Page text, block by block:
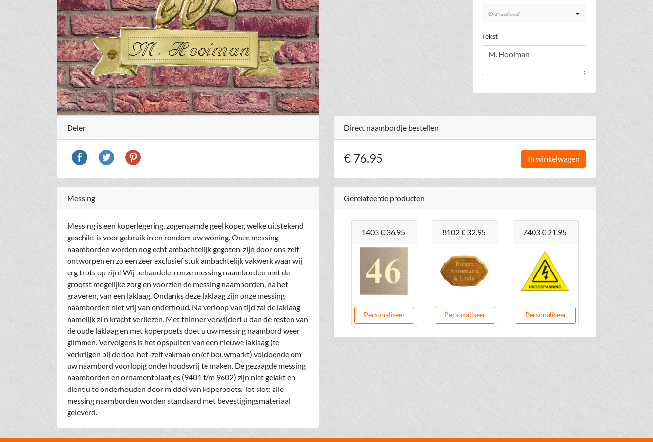
D-standaard
Tekst
Delen Direct naambordje bestellen
€ 76.95 In winkelwagen
Messing
Messing is een koperlegering, zogenaamde geel koper, welke uitstekend
geschikt is voor gebruik in en rondom uw woning. Onze messing
naamborden worden nog echt ambachtelijk gegoten, zijn door ons zelf
ontworpen en zo een zeer exclusief stuk ambachtelijk vakwerk waar wij
erg trots op zijn! Wij behandelen onze messing naamborden met de
grootst mogelijke zorg en voorzien de messing naamborden, na het
graveren, van een laklaag. Ondanks deze laklaag zijn onze messing
naamborden niet vrij van onderhoud. Na verloop van tijd zal de laklaag
namelijk zijn kracht verliezen. Met thinner verwijdert u dan de resten van
de oude laklaag en met koperpoets doet u uw messing naambord weer
glimmen. Vervolgens is het opspuiten van een nieuwe laklaag (te
verkrijgen bij de doe-het-zelf vakman en/of bouwmarkt) voldoende om
uw naambord voorlopig onderhoudsvrij te maken. De gezaagde messing
naamborden en ornamentplaatjes (9401 t/m 9602) zijn niet gelakt en
dient u te onderhouden door middel van koperpoets. Tot slot: alle
messing naamborden worden standaard met bevestigingsmateriaal
geleverd.
Gerelateerde producten
1403€ 36.95
Personaliseer
8102€ 32.95
Personaliseer
7403€ 21.95
Personaliseer